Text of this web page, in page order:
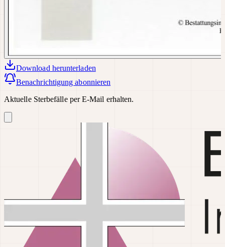
Download herunterladen
Benachrichtigung abonnieren
Aktuelle Sterbefälle per E-Mail erhalten.